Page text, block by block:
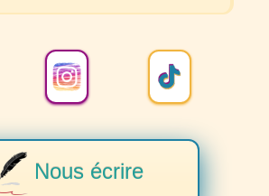
Nous écrire